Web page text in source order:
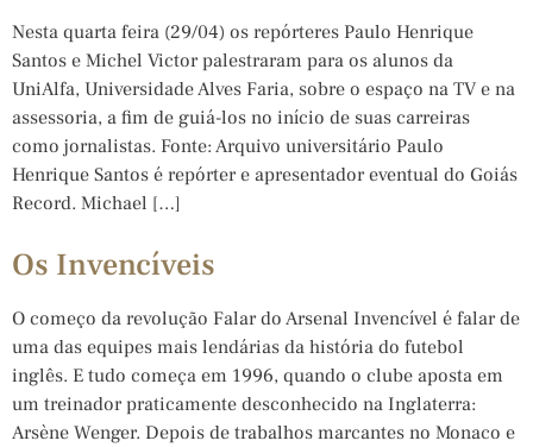
Nesta quarta feira (29/04) os repórteres Paulo Henrique
Santos e Michel Victor palestraram para os alunos da
UniAlfa, Universidade Alves Faria, sobre o espaço na TV e na
assessoria, a fim de guiá-los no início de suas carreiras
como jornalistas. Fonte: Arquivo universitário Paulo
Henrique Santos é repórter e apresentador eventual do Goiás
Record. Michael […]
Os Invencíveis
O começo da revolução Falar do Arsenal Invencível é falar de
uma das equipes mais lendárias da história do futebol
inglês. E tudo começa em 1996, quando o clube aposta em
um treinador praticamente desconhecido na Inglaterra:
Arsène Wenger. Depois de trabalhos marcantes no Monaco e